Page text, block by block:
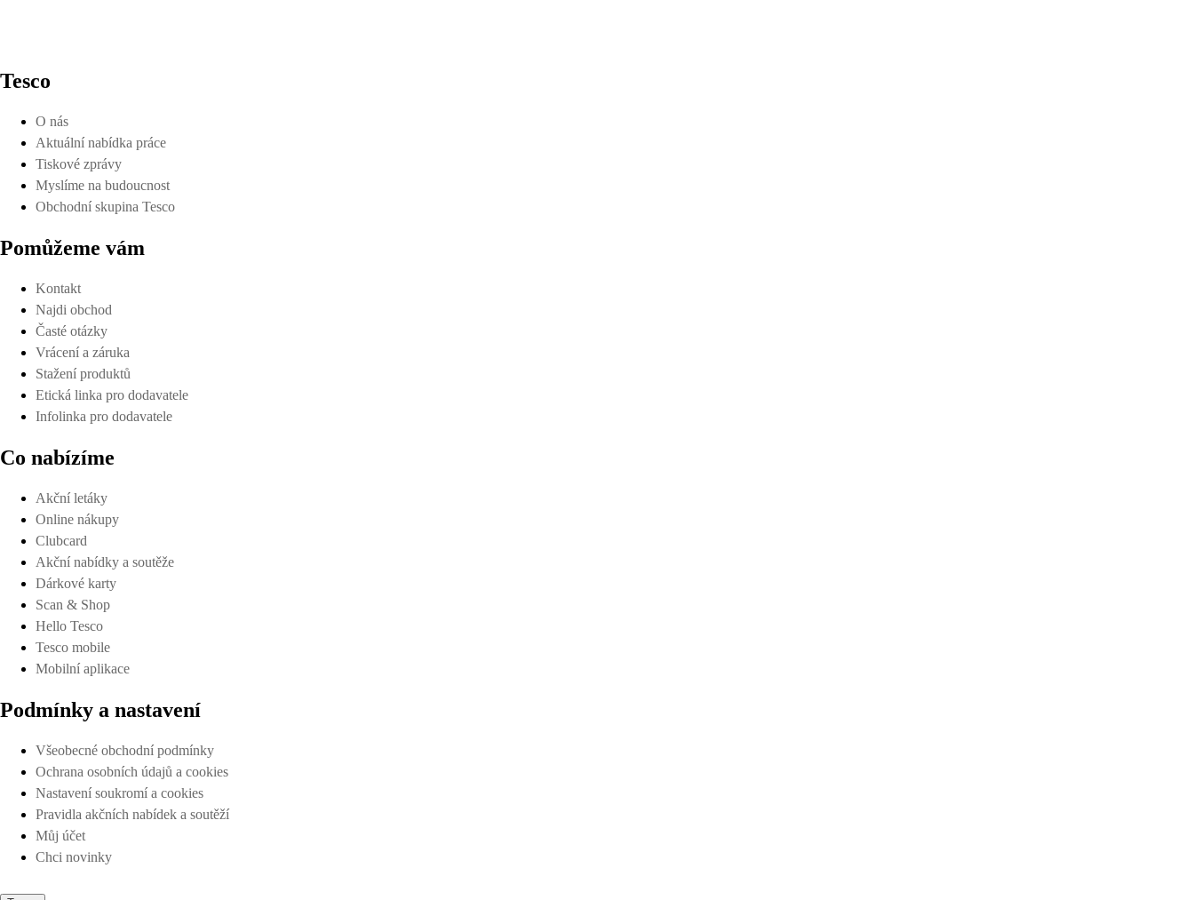
Tesco
O nás
Aktuální nabídka práce
Tiskové zprávy
Myslíme na budoucnost
Obchodní skupina Tesco
Pomůžeme vám
Kontakt
Najdi obchod
Časté otázky
Vrácení a záruka
Stažení produktů
Etická linka pro dodavatele
Infolinka pro dodavatele
Co nabízíme
Akční letáky
Online nákupy
Clubcard
Akční nabídky a soutěže
Dárkové karty
Scan & Shop
Hello Tesco
Tesco mobile
Mobilní aplikace
Podmínky a nastavení
Všeobecné obchodní podmínky
Ochrana osobních údajů a cookies
Nastavení soukromí a cookies
Pravidla akčních nabídek a soutěží
Můj účet
Chci novinky